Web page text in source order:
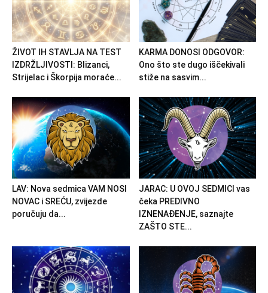
ŽIVOT IH STAVLJA NA TEST
IZDRŽLJIVOSTI: Blizanci,
Strijelac i Škorpija moraće...
KARMA DONOSI ODGOVOR:
Ono što ste dugo iščekivali
stiže na sasvim...
LAV: Nova sedmica VAM NOSI
NOVAC i SREĆU, zvijezde
poručuju da...
JARAC: U OVOJ SEDMICI vas
čeka PREDIVNO
IZNENAĐENJE, saznajte
ZAŠTO STE...